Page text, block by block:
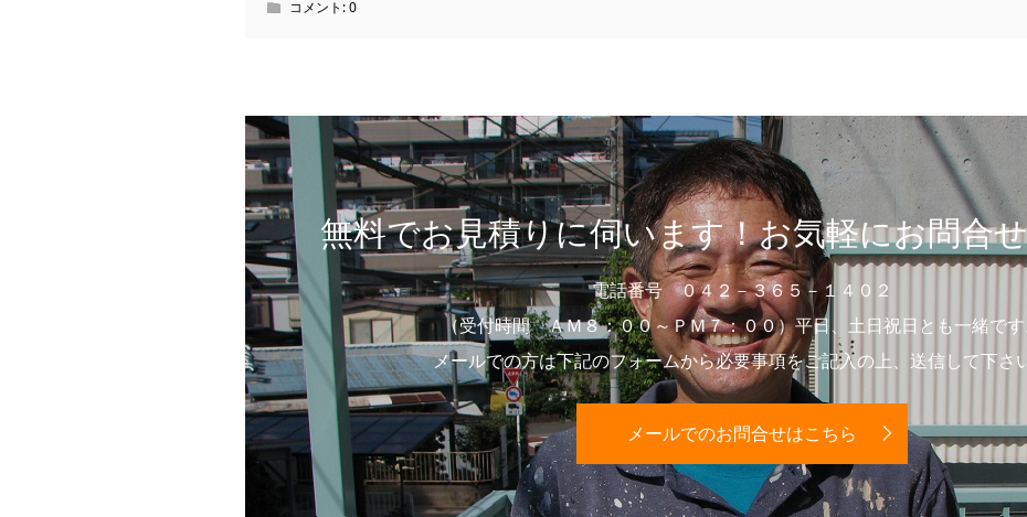
コメント:0
無料でお見積りに伺います！お気軽にお問合
電話番号 ０４２－３６５－１４０２
（受付時間 ＡＭ８：００～ＰＭ７：００）平日、土日祝日とも一緒です
メールでの方は下記のフォームから必要事項をご記入の上、送信して下さい
メールでのお問合せはこちら